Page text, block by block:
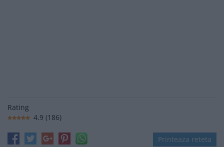
Rating
4.9 (186)
Printeaza reteta